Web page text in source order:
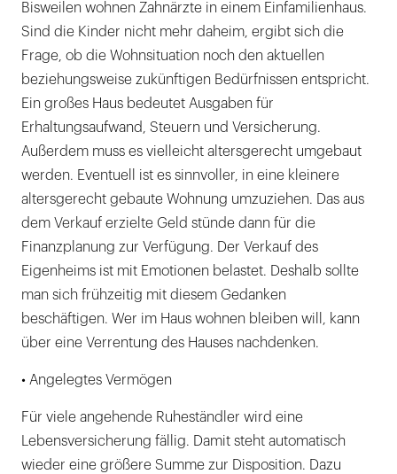
Bisweilen wohnen Zahnärzte in einem Einfamilienhaus.
Sind die Kinder nicht mehr daheim, ergibt sich die
Frage, ob die Wohnsituation noch den aktuellen
beziehungsweise zukünftigen Bedürfnissen entspricht.
Ein großes Haus bedeutet Ausgaben für
Erhaltungsaufwand, Steuern und Versicherung.
Außerdem muss es vielleicht altersgerecht umgebaut
werden. Eventuell ist es sinnvoller, in eine kleinere
altersgerecht gebaute Wohnung umzuziehen. Das aus
dem Verkauf erzielte Geld stünde dann für die
Finanzplanung zur Verfügung. Der Verkauf des
Eigenheims ist mit Emotionen belastet. Deshalb sollte
man sich frühzeitig mit diesem Gedanken
beschäftigen. Wer im Haus wohnen bleiben will, kann
über eine Verrentung des Hauses nachdenken.
• Angelegtes Vermögen
Für viele angehende Ruheständler wird eine
Lebensversicherung fällig. Damit steht automatisch
wieder eine größere Summe zur Disposition. Dazu